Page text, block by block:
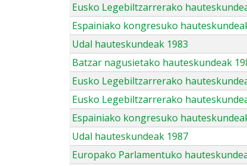
Eusko Legebiltzarrerako
Espainiako kongresuko
Udal hauteskundeak 1983
Batzar nagusietako hauteskundeak
Eusko Legebiltzarrerako
Eusko Legebiltzarrerako
Espainiako kongresuko
Udal hauteskundeak 1987
Europako Parlamentuko